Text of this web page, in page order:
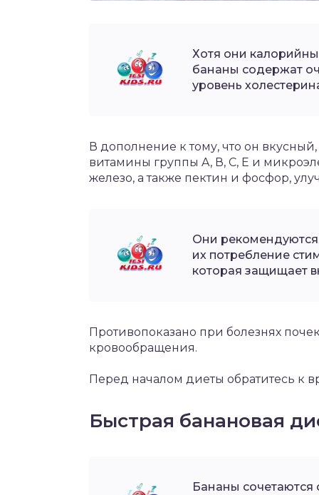
Хотя они
бананы содержат
уровень
В дополнение к тому, что он
витамины группы A, В, С, E и
железо, а также пектин и фосфор,
Они
их потребление
которая защищает
Противопоказано при болезнях
кровообращения.
Перед началом диеты обратитесь к
Быстрая банановая
Бананы